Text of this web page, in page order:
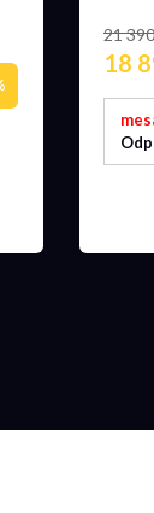
21
18